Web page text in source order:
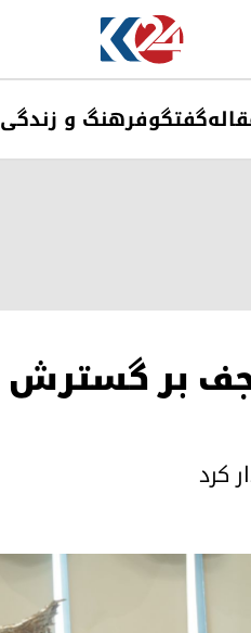
گفتگوفرهنگ و زندگی
نجف بر گسترش
کرد